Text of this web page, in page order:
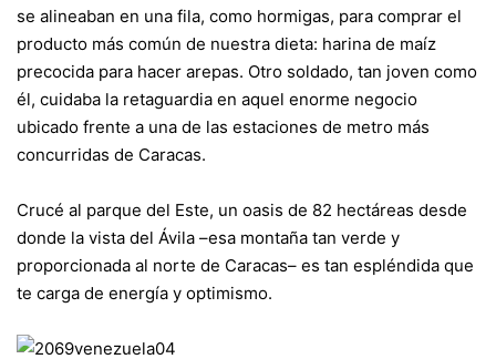
se alineaban en una fila, como hormigas, para comprar el
producto más común de nuestra dieta: harina de maíz
precocida para hacer arepas. Otro soldado, tan joven como
él, cuidaba la retaguardia en aquel enorme negocio
ubicado frente a una de las estaciones de metro más
concurridas de Caracas.
Crucé al parque del Este, un oasis de 82 hectáreas desde
donde la vista del Ávila –esa montaña tan verde y
proporcionada al norte de Caracas– es tan espléndida que
te carga de energía y optimismo.